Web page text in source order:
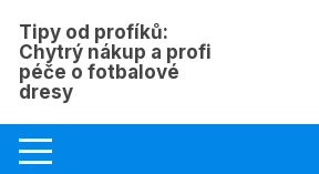
content
Tipy od profíků:
Chytrý nákup a profi
péče o fotbalové
dresy